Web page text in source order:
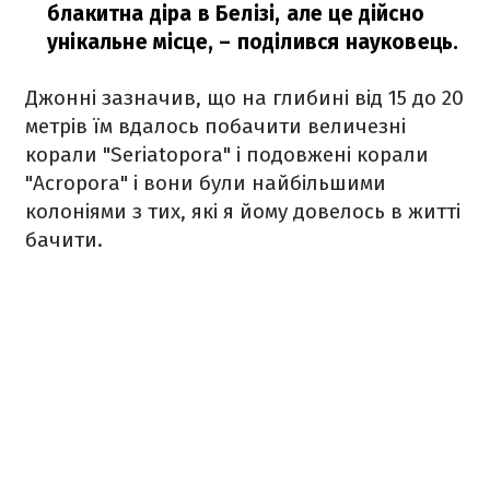
блакитна діра в Белізі, але це дійсно
унікальне місце, – поділився науковець.
Джонні зазначив, що на глибині від 15 до 20
метрів їм вдалось побачити величезні
корали "Seriatopora" і подовжені корали
"Acropora" і вони були найбільшими
колоніями з тих, які я йому довелось в житті
бачити.